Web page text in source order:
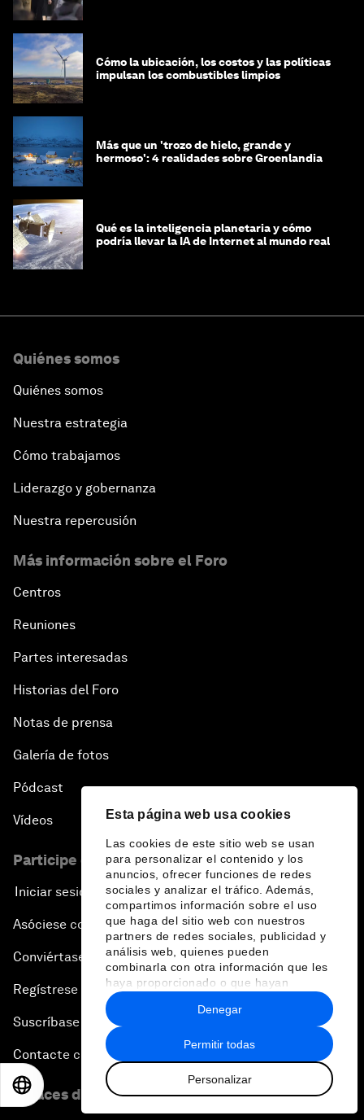
Esta página web usa cookies
Las cookies de este sitio web se usan
para personalizar el contenido y los
anuncios, ofrecer funciones de redes
sociales y analizar el tráfico. Además,
compartimos información sobre el uso
que haga del sitio web con nuestros
partners de redes sociales, publicidad y
análisis web, quienes pueden
combinarla con otra información que les
haya proporcionado o que hayan
recopilado a partir del uso que haya
hecho de sus servicios.
Permitir todas
Personalizar
Denegar
Cómo la ubicación, los costos y las políticas
impulsan los combustibles limpios
Más que un 'trozo de hielo, grande y
hermoso': 4 realidades sobre Groenlandia
Qué es la inteligencia planetaria y cómo
podría llevar la IA de Internet al mundo real
Quiénes somos
Quiénes somos
Nuestra estrategia
Cómo trabajamos
Liderazgo y gobernanza
Nuestra repercusión
Más información sobre el Foro
Centros
Reuniones
Partes interesadas
Historias del Foro
Notas de prensa
Galería de fotos
Pódcast
Vídeos
Participe en el Foro
Iniciar sesión
Asóciese con nosotros
Conviértase en miembro
Regístrese para recibir nuestras notas de prensa
Suscríbase a nuestros boletines
Contacte con nosotros
Enlaces directos